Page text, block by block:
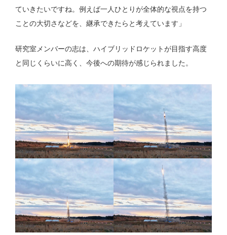
ていきたいですね。例えば一人ひとりが全体的な視点を持つ
ことの大切さなどを、継承できたらと考えています」
研究室メンバーの志は、ハイブリッドロケットが目指す高度
と同じくらいに高く、今後への期待が感じられました。